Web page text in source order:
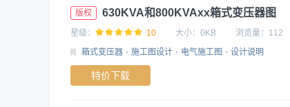
版权 630KVA和800KVAxx箱式变压器图
星级： 10 大小： 0KB 浏览量： 112
箱式变压器
施工图设计 电气施工图 设计说明
特价下载